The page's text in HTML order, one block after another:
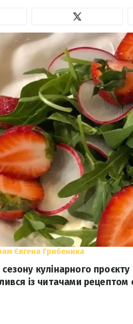
Євгена Грибеника
кулінарного
із читачами рецептом